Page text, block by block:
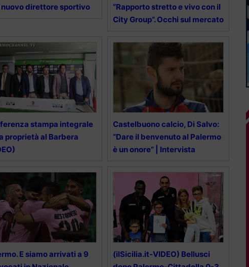
nuovo direttore sportivo
“Rapporto stretto e vivo con il
City Group”. Occhi sul mercato
stampa integrale
proprietà al Barbera
Castelbuono calcio, Di Salvo:
“Dare il benvenuto al Palermo
è un onore” | Intervista
E siamo arrivati a 9
(ilSicilia.it-VIDEO) Bellusci